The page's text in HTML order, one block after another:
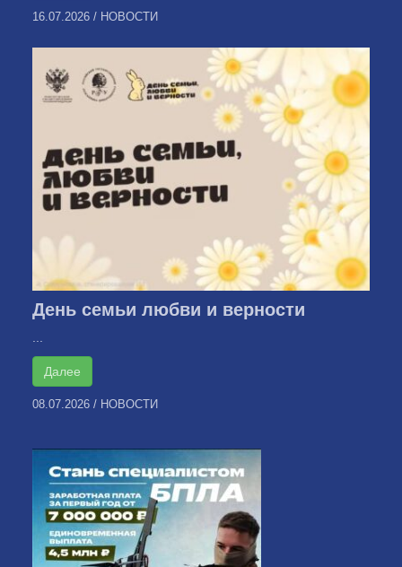
16.07.2026 / НОВОСТИ
День семьи любви и верности
Далее
08.07.2026 / НОВОСТИ